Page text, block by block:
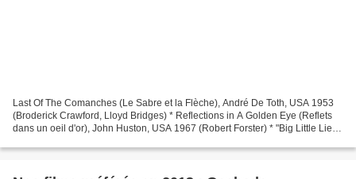
Last Of The Comanches (Le Sabre et la Flèche), André De Toth, USA 1953
(Broderick Crawford, Lloyd Bridges) * Reflections in A Golden Eye (Reflets
dans un oeil d'or), John Huston, USA 1967 (Robert Forster) * "Big Little Lies"